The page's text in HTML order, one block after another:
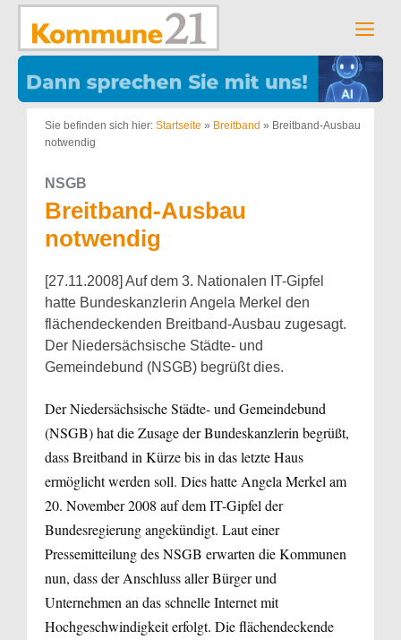
Zum
springen
Sie befinden sich hier: Startseite » Breitband » Breitband-Ausbau
notwendig
NSGB
Breitband-Ausbau
notwendig
[27.11.2008] Auf dem 3. Nationalen IT-Gipfel
hatte Bundeskanzlerin Angela Merkel den
flächendeckenden Breitband-Ausbau zugesagt.
Der Niedersächsische Städte- und
Gemeindebund (NSGB) begrüßt dies.
Der Niedersächsische Städte- und Gemeindebund
(NSGB) hat die Zusage der Bundeskanzlerin begrüßt,
dass Breitband in Kürze bis in das letzte Haus
ermöglicht werden soll. Dies hatte Angela Merkel am
20. November 2008 auf dem IT-Gipfel der
Bundesregierung angekündigt. Laut einer
Pressemitteilung des NSGB erwarten die Kommunen
nun, dass der Anschluss aller Bürger und
Unternehmen an das schnelle Internet mit
Hochgeschwindigkeit erfolgt. Die flächendeckende